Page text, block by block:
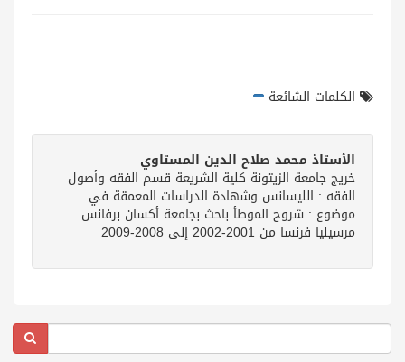
الكلمات الشائعة
الأستاذ محمد صلاح الدين المستاوي
خريج جامعة الزيتونة كلية الشريعة قسم الفقه وأصول
الفقه : الليسانس وشهادة الدراسات المعمقة في
موضوع : شروح الموطأ باحث بجامعة أكسان برفانس
مرسيليا فرنسا من 2001-2002 إلى 2008-2009